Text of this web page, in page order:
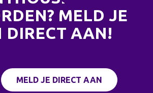
MELD JE
DIRECT AAN!
MELD JE DIRECT AAN